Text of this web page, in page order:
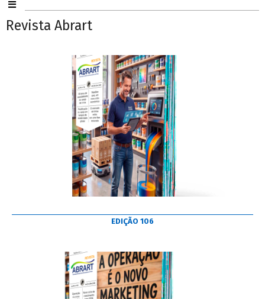
Revista Abrart
EDIÇÃO 106